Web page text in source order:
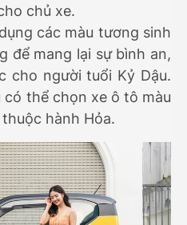
chủ xe.
các màu tương sinh
để mang lại sự bình an,
cho người tuổi Kỷ Dậu.
có thể chọn xe ô tô màu
hành Hỏa.